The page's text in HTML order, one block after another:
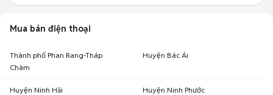
Mua bán điện thoại
Thành phố Phan Rang-Tháp
Chàm
Huyện Bác Ái
Huyện Ninh Hải Huyện Ninh Phước